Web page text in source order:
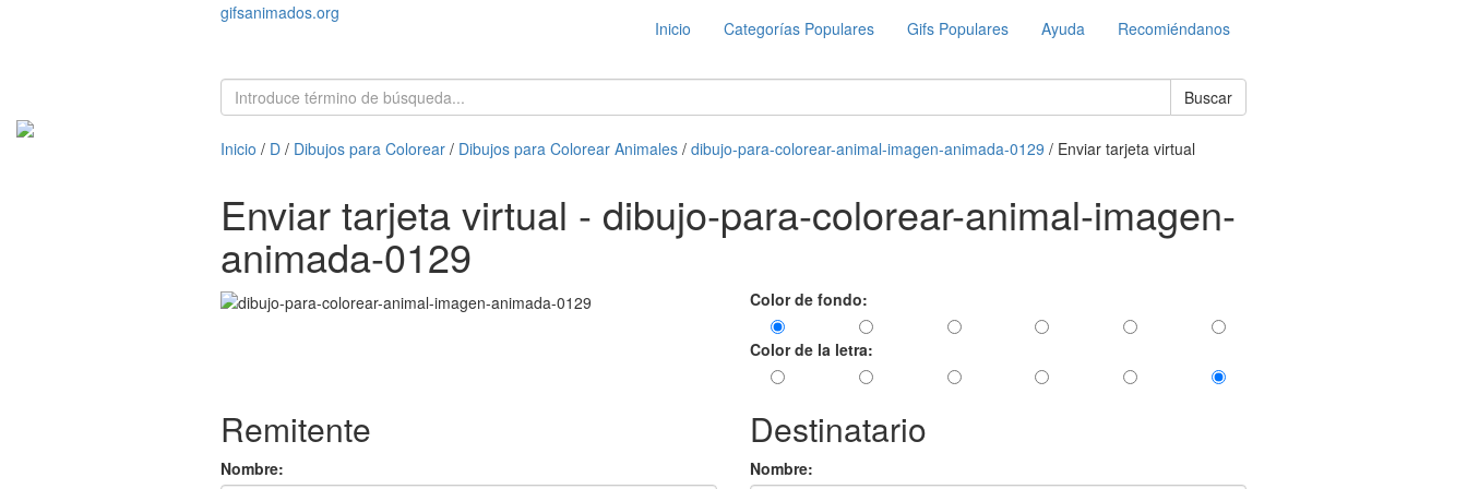
gifsanimados.org
Inicio Categorías Populares Gifs Populares Ayuda Recomiéndanos
Buscar
Inicio / D / Dibujos para Colorear / Dibujos para Colorear Animales / dibujo-para-colorear-animal-imagen-animada-0129 / Enviar tarjeta virtual
Enviar tarjeta virtual - dibujo-para-colorear-animal-imagen-
animada-0129
Color de fondo:
Color de la letra:
Remitente
Nombre:
Destinatario
Nombre: